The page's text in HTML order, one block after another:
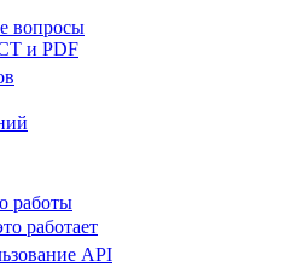
вопросы
и PDF
работы
работает
API